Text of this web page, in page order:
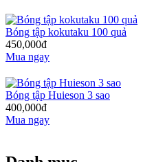
Bóng tập kokutaku 100 quả
450,000đ
Mua ngay
Bóng tập Huieson 3 sao
400,000đ
Mua ngay